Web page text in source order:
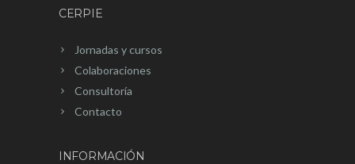
CERPIE
Jornadas y cursos
Colaboraciones
Consultoría
Contacto
INFORMACIÓN